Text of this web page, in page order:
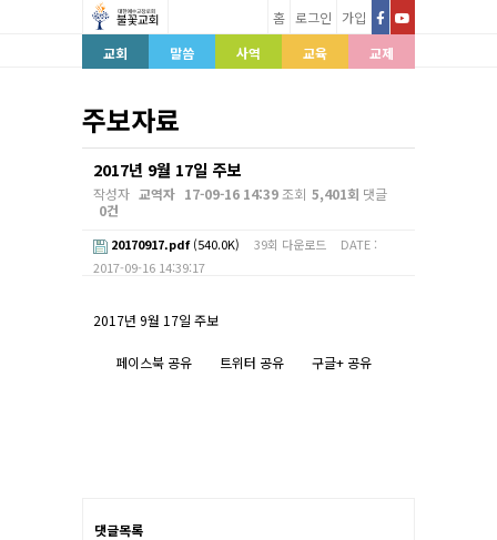
홈 로그인
가입
교회
말씀 사역 교육 교제
주보자료
2017년 9월 17일 주보
작성자 교역자 17-09-16 14:39조회 5,401회 댓글
0건
20170917.pdf(540.0K) 39회 다운로드
DATE :
2017-09-16 14:39:17
2017년 9월 17일 주보
페이스북 공유 트위터 공유 구글+ 공유
댓글목록